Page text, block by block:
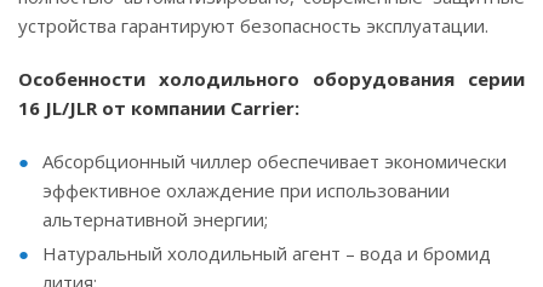
устройства гарантируют безопасность эксплуатации.
Особенности холодильного оборудования серии
16 JL/JLR от компании Carrier:
Абсорбционный чиллер обеспечивает экономически
эффективное охлаждение при использовании
альтернативной энергии;
Натуральный холодильный агент – вода и бромид
лития;